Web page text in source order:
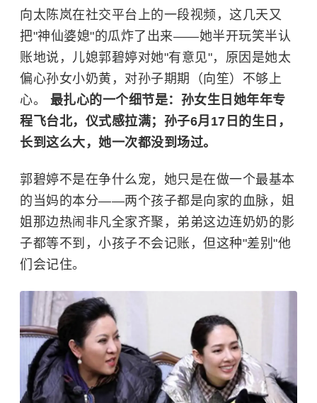
向太陈岚在社交平台上的一段视频，这几天又
把"神仙婆媳"的瓜炸了出来——她半开玩笑半认
账地说，儿媳郭碧婷对她"有意见"，原因是她太
偏心孙女小奶黄，对孙子期期（向笙）不够上
心。 最扎心的一个细节是：孙女生日她年年专
程飞台北，仪式感拉满；孙子6月17日的生日，
长到这么大，她一次都没到场过。
郭碧婷不是在争什么宠，她只是在做一个最基本
的当妈的本分——两个孩子都是向家的血脉，姐
姐那边热闹非凡全家齐聚，弟弟这边连奶奶的影
子都等不到，小孩子不会记账，但这种"差别"他
们会记住。